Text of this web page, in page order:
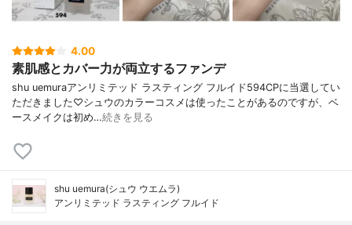
4.00
素肌感とカバー力が両立するファンデ
shu uemuraアンリミテッド ラスティング フルイド594CPに当選してい
ただきました♡シュウのカラーコスメは使ったことがあるのですが、ベ
ースメイクは初め…続きを見る
shu uemura(シュウ ウエムラ)
アンリミテッド ラスティング フルイド